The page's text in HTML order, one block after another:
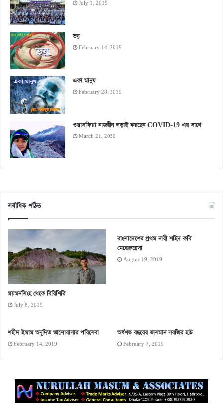
July 1, 2019
ভয়
February 14, 2019
একা মানুষ
February 28, 2019
ওয়াসফিয়া নাজরীন লড়াই করছেন COVID-19 এর সাথে
March 21, 2020
সর্বাধিক পঠিত
ময়মনসিংহ থেকে বিরিশিরি
July 8, 2019
বাংলাদেশের প্রথম নারী শহিদ কবি
মেহেরুন্নেসা
August 19, 2019
শহীদ ইমাম অনূদিত ভালোবাসার পরিসেবা
February 14, 2019
অর্ধশত বছরের ভাসমান সবজির হাট
February 7, 2019